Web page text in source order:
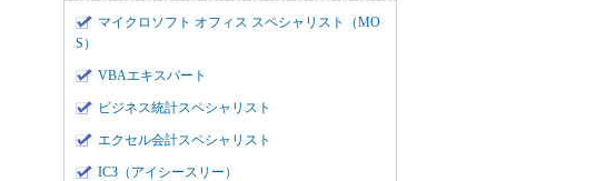
マイクロソフト オフィス スペシャリスト（MO
S）
VBAエキスパート
ビジネス統計スペシャリスト
エクセル会計スペシャリスト
IC3（アイシースリー）